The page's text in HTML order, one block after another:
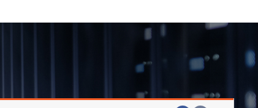
호남권연구본부
연구원 고객헌장
주요업무연락처